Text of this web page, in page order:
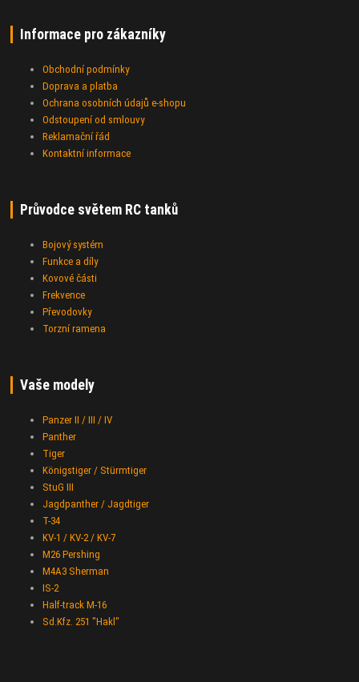
Informace pro zákazníky
Obchodní podmínky
Doprava a platba
Ochrana osobních údajů e-shopu
Odstoupení od smlouvy
Reklamační řád
Kontaktní informace
Průvodce světem RC tanků
Bojový systém
Funkce a díly
Kovové části
Frekvence
Převodovky
Torzní ramena
Vaše modely
Panzer II / III / IV
Panther
Tiger
Königstiger / Stürmtiger
StuG III
Jagdpanther / Jagdtiger
T-34
KV-1 / KV-2 / KV-7
M26 Pershing
M4A3 Sherman
IS-2
Half-track M-16
Sd.Kfz. 251 "Hakl"